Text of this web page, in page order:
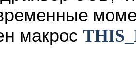
макрос